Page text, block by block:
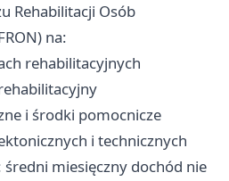
Rehabilitacji Osób
na:
rehabilitacyjnych
i środki pomocnicze
i technicznych
miesięczny dochód nie